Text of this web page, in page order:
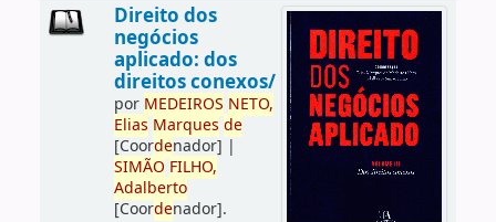
Direito dos
negócios
aplicado: dos
direitos conexos/
por MEDEIROS NETO,
Elias Marques de
[Coordenador] |
SIMÃO FILHO,
Adalberto
[Coordenador].